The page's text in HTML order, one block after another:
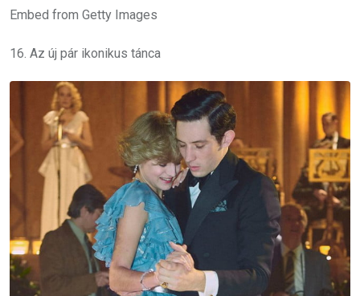
Embed from Getty Images
16. Az új pár ikonikus tánca